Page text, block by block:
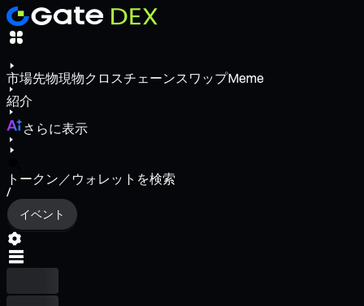
市場先物現物クロスチェーンスワップMeme
紹介
さらに表示
トークン／ウォレットを検索
/
イベント